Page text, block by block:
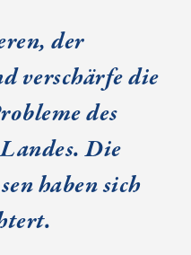
der
verschärfe die
des
Die
haben sich